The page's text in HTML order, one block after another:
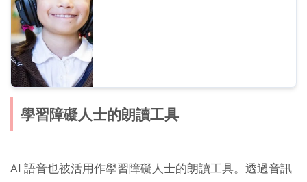
學習障礙人士的朗讀工具
AI 語音也被活用作學習障礙人士的朗讀工具。透過音訊